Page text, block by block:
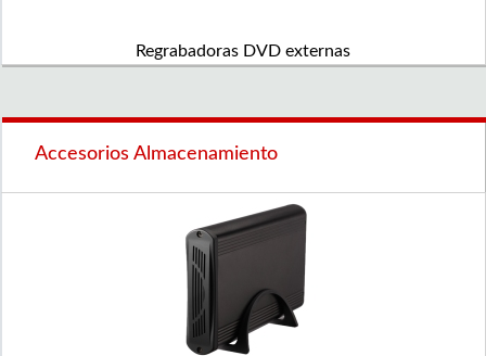
Regrabadoras DVD externas
Accesorios Almacenamiento